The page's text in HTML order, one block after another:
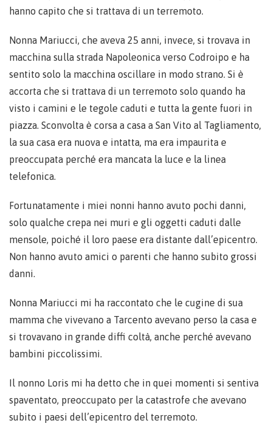
hanno capito che si trattava di un terremoto.
Nonna Mariucci, che aveva 25 anni, invece, si trovava in
macchina sulla strada Napoleonica verso Codroipo e ha
sentito solo la macchina oscillare in modo strano. Si è
accorta che si trattava di un terremoto solo quando ha
visto i camini e le tegole caduti e tutta la gente fuori in
piazza. Sconvolta è corsa a casa a San Vito al Tagliamento,
la sua casa era nuova e intatta, ma era impaurita e
preoccupata perché era mancata la luce e la linea
telefonica.
Fortunatamente i miei nonni hanno avuto pochi danni,
solo qualche crepa nei muri e gli oggetti caduti dalle
mensole, poiché il loro paese era distante dall’epicentro.
Non hanno avuto amici o parenti che hanno subito grossi
danni.
Nonna Mariucci mi ha raccontato che le cugine di sua
mamma che vivevano a Tarcento avevano perso la casa e
si trovavano in grande diffi coltà, anche perché avevano
bambini piccolissimi.
Il nonno Loris mi ha detto che in quei momenti si sentiva
spaventato, preoccupato per la catastrofe che avevano
subito i paesi dell’epicentro del terremoto.